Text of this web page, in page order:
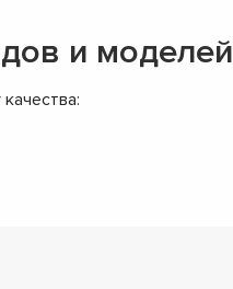
и моделей